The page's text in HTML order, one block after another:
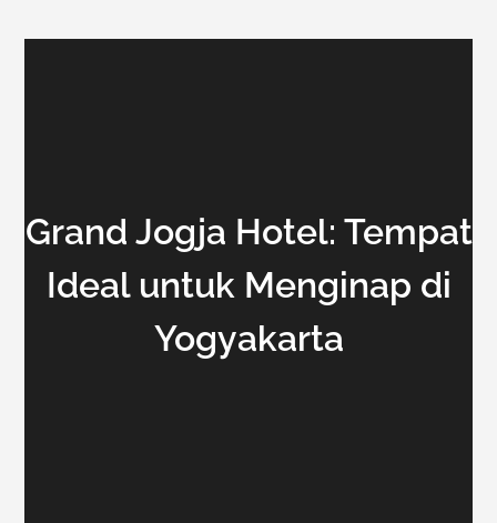
Grand Jogja Hotel: Tempat
Ideal untuk Menginap di
Yogyakarta